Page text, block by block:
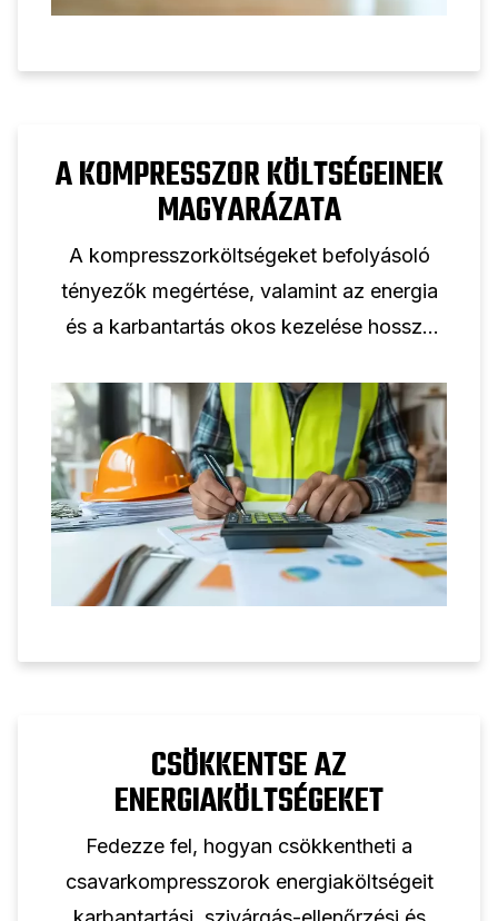
A KOMPRESSZOR KÖLTSÉGEINEK
MAGYARÁZATA
A kompresszorköltségeket befolyásoló
tényezők megértése, valamint az energia
és a karbantartás okos kezelése hosszú
megtakarítani.
CSÖKKENTSE AZ
ENERGIAKÖLTSÉGEKET
Fedezze fel, hogyan csökkentheti a
csavarkompresszorok energiaköltségeit